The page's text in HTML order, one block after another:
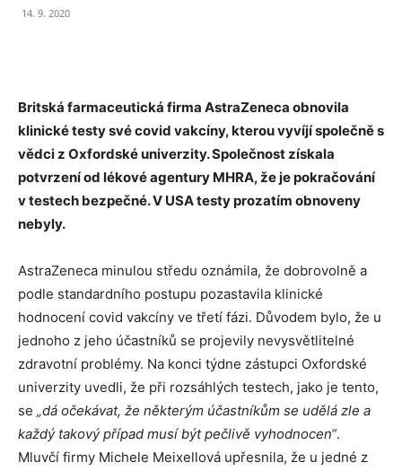
14. 9. 2020
Britská farmaceutická firma AstraZeneca obnovila
klinické testy své covid vakcíny, kterou vyvíjí společně s
vědci z Oxfordské univerzity. Společnost získala
potvrzení od lékové agentury MHRA, že je pokračování
v testech bezpečné. V USA testy prozatím obnoveny
nebyly.
AstraZeneca minulou středu oznámila, že dobrovolně a
podle standardního postupu pozastavila klinické
hodnocení covid vakcíny ve třetí fázi. Důvodem bylo, že u
jednoho z jeho účastníků se projevily nevysvětlitelné
zdravotní problémy. Na konci týdne zástupci Oxfordské
univerzity uvedli, že při rozsáhlých testech, jako je tento,
se „dá očekávat, že některým účastníkům se udělá zle a
každý takový případ musí být pečlivě vyhodnocen“.
Mluvčí firmy Michele Meixellová upřesnila, že u jedné z